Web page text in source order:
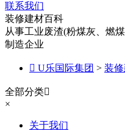
联系我们
装修建材百科
从事工业废渣(粉煤灰、燃
制造企业
 U乐国际集团 > 装
全部分类
×
关于我们